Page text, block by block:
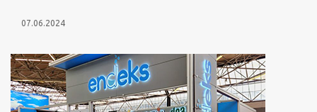
07.06.2024